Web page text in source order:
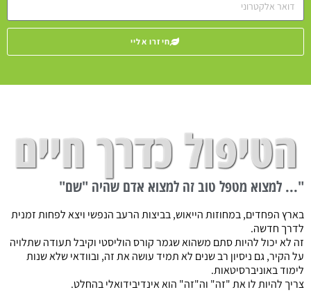
חיזרו אליי
הטיפול כדרך חיים
"... למצוא מטפל טוב זה למצוא אדם שהיה "שם"
בארץ הפחדים, במחוזות הייאוש, בביצות הרעב הנפשי ויצא לפחות זמנית
לדרך חדשה.
זה לא יכול להיות סתם משהוא שגמר קורס הוליסטי וקיבל תעודה שתלויה
על הקיר, גם ניסיון רב שנים לא תמיד עושה את זה, ובוודאי שלא שנות
לימוד באוניברסיטאות.
צריך להיות לו את "זה" וה"זה" הוא אינדיבידואלי בהחלט.